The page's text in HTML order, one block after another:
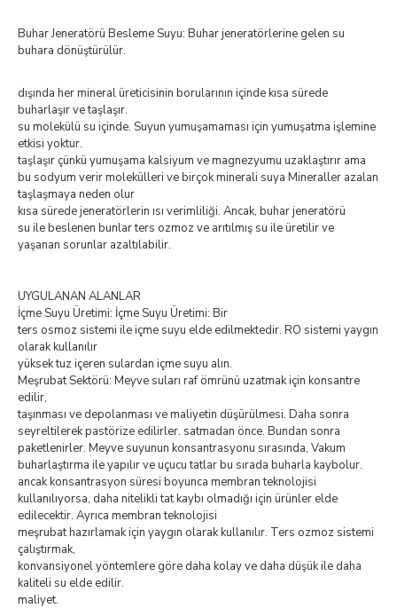
Buhar Jeneratörü Besleme Suyu: Buhar jeneratörlerine gelen su
buhara dönüştürülür.
dışında her mineral üreticisinin borularının içinde kısa sürede
buharlaşır ve taşlaşır.
su molekülü su içinde. Suyun yumuşamaması için yumuşatma işlemine
etkisi yoktur.
taşlaşır çünkü yumuşama kalsiyum ve magnezyumu uzaklaştırır ama
bu sodyum verir molekülleri ve birçok minerali suya Mineraller azalan
taşlaşmaya neden olur
kısa sürede jeneratörlerin ısı verimliliği. Ancak, buhar jeneratörü
su ile beslenen bunlar ters ozmoz ve arıtılmış su ile üretilir ve
yaşanan sorunlar azaltılabilir.
UYGULANAN ALANLAR
İçme Suyu Üretimi: İçme Suyu Üretimi: Bir
ters osmoz sistemi ile içme suyu elde edilmektedir. RO sistemi yaygın
olarak kullanılır
yüksek tuz içeren sulardan içme suyu alın.
Meşrubat Sektörü: Meyve suları raf ömrünü uzatmak için konsantre
edilir,
taşınması ve depolanması ve maliyetin düşürülmesi. Daha sonra
seyreltilerek pastörize edilirler. satmadan önce. Bundan sonra
paketlenirler. Meyve suyunun konsantrasyonu sırasında, Vakum
buharlaştırma ile yapılır ve uçucu tatlar bu sırada buharla kaybolur.
ancak konsantrasyon süresi boyunca membran teknolojisi
kullanılıyorsa, daha nitelikli tat kaybı olmadığı için ürünler elde
edilecektir. Ayrıca membran teknolojisi
meşrubat hazırlamak için yaygın olarak kullanılır. Ters ozmoz sistemi
çalıştırmak,
konvansiyonel yöntemlere göre daha kolay ve daha düşük ile daha
kaliteli su elde edilir.
maliyet.